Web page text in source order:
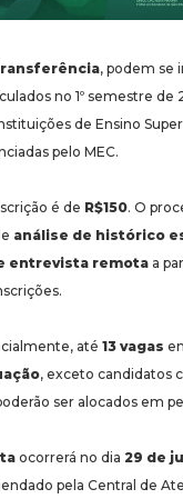
, podem se
no 1º semestre de
de Ensino
pelo MEC.
é de R$150. O
análise de histórico
entrevista remota a
até 13 vagas
, exceto candidatos
ser alocados em
ocorrerá no dia 29 de
pela Central de